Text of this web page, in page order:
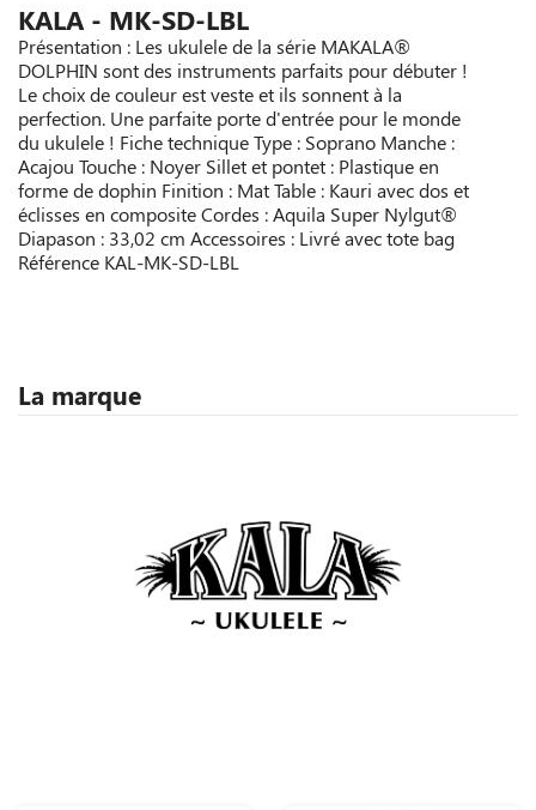
KALA - MK-SD-LBL
Présentation : Les ukulele de la série MAKALA®
DOLPHIN sont des instruments parfaits pour débuter !
Le choix de couleur est veste et ils sonnent à la
perfection. Une parfaite porte d'entrée pour le monde
du ukulele ! Fiche technique Type : Soprano Manche :
Acajou Touche : Noyer Sillet et pontet : Plastique en
forme de dophin Finition : Mat Table : Kauri avec dos et
éclisses en composite Cordes : Aquila Super Nylgut®
Diapason : 33,02 cm Accessoires : Livré avec tote bag
Référence KAL-MK-SD-LBL
La marque